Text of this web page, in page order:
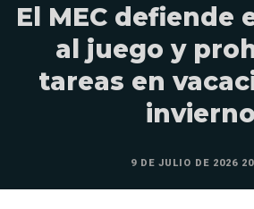
El MEC defiende
al juego y
tareas en
invierno
9 DE JULIO DE 2026